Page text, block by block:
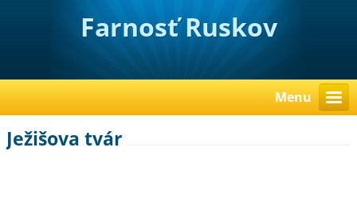
Farnosť Ruskov
Menu
Ježišova tvár